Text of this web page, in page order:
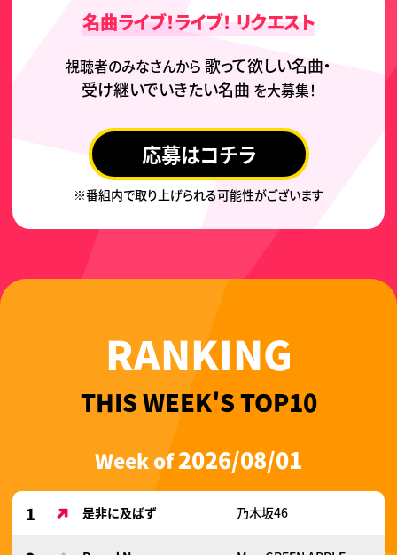
名曲ライブ！ライブ！リクエスト
視聴者のみなさんから 歌って欲しい名曲・
受け継いでいきたい名曲 を大募集！
応募はコチラ
※番組内で取り上げられる可能性がございます
RANKING
THIS WEEK'S TOP10
Week of2026/08/01
1 是非に及ばず 乃木坂46